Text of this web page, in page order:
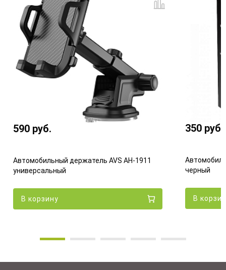
590 руб.
Автомобильный держатель AVS AH-1911
универсальный
В корзину
350 руб.
черный
В